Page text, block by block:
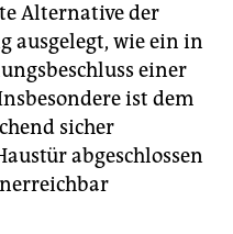
Alternative der
ausgelegt, wie ein in
einer
ist dem
sicher
abgeschlossen